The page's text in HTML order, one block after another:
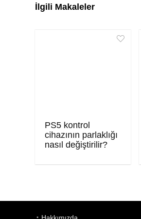
İlgili Makaleler
PS5 kontrol
cihazının parlaklığı
nasıl değiştirilir?
Hakkımızda